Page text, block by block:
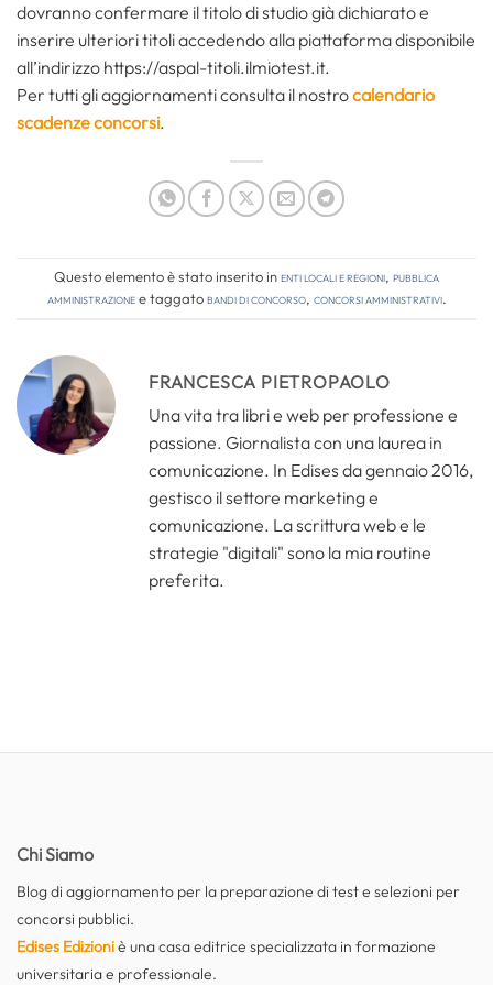
dovranno confermare il titolo di studio già dichiarato e
inserire ulteriori titoli accedendo alla piattaforma disponibile
all’indirizzo https://aspal-titoli.ilmiotest.it.
Per tutti gli aggiornamenti consulta il nostrocalendario
scadenze concorsi.
Questo elemento è stato inserito inEnti locali e regioni, Pubblica
amministrazionee taggatobandi di concorso, concorsi amministrativi.
FRANCESCA PIETROPAOLO
Una vita tra libri e web per professione e
passione. Giornalista con una laurea in
comunicazione. In Edises da gennaio 2016,
gestisco il settore marketing e
comunicazione. La scrittura web e le
strategie "digitali" sono la mia routine
preferita.
Chi Siamo
Blog di aggiornamento per la preparazione di test e selezioni per
concorsi pubblici.
Edises Edizioniè una casa editrice specializzata in formazione
universitaria e professionale.